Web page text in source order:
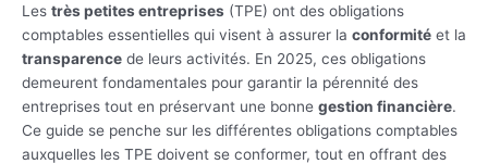
Les très petites entreprises (TPE) ont des obligations
comptables essentielles qui visent à assurer la conformité et la
transparence de leurs activités. En 2025, ces obligations
demeurent fondamentales pour garantir la pérennité des
entreprises tout en préservant une bonne gestion financière.
Ce guide se penche sur les différentes obligations comptables
auxquelles les TPE doivent se conformer, tout en offrant des